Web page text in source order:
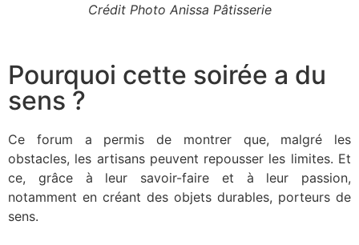
Crédit Photo Anissa Pâtisserie
Pourquoi cette soirée a du
sens ?
Ce forum a permis de montrer que, malgré les
obstacles, les artisans peuvent repousser les limites. Et
ce, grâce à leur savoir-faire et à leur passion,
notamment en créant des objets durables, porteurs de
sens.